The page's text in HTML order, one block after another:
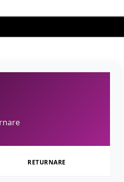
RETURNARE